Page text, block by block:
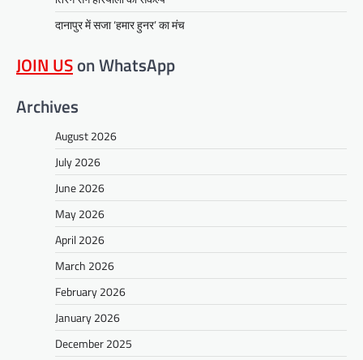
दानापुर में सजा ‘हमार हुनर’ का मंच
JOIN USon WhatsApp
Archives
August 2026
July 2026
June 2026
May 2026
April 2026
March 2026
February 2026
January 2026
December 2025